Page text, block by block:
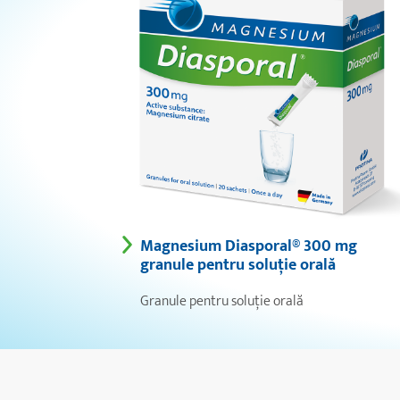
Magnesium Diasporal® 300 mg
granule pentru soluţie orală
Granule pentru soluție orală